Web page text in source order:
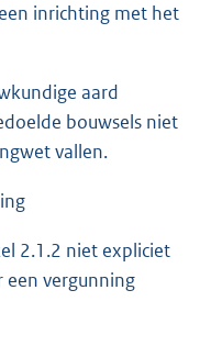
inrichting met het
aard
bouwsels niet
vallen.
2.1.2 niet expliciet
een vergunning